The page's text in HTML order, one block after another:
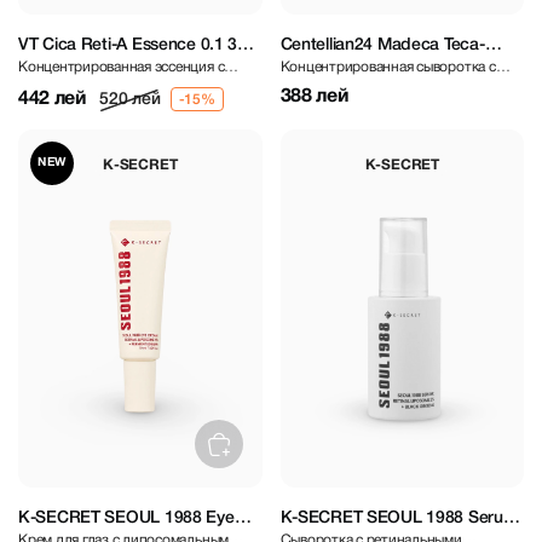
VT Cica Reti-A Essence 0.1 30
ml
Концентрированная эссенция с
ретиноидами и экстрактом центеллы
азиатской
442 лей 520 лей
Centellian24 Madeca Teca-
Retinolsom 0,2+ Firming Serum
30 ml
Концентрированная сыворотка с
ретинолом и экстрактом центеллы
азиатской
388 лей
K-SECRET
NEW
K-SECRET SEOUL 1988 Eye
K-SECRET
K-SECRET SEOUL 1988 Serum